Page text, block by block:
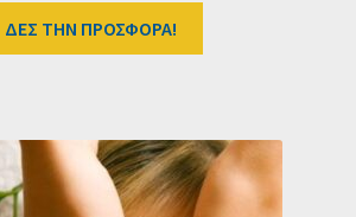
ΔΕΣ ΤΗΝ ΠΡΟΣΦΟΡΑ!